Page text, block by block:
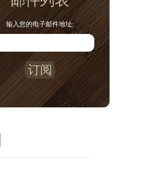
输入您的电子邮件地址:
订阅